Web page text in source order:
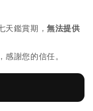
天鑑賞期，無法提供
感謝您的信任。